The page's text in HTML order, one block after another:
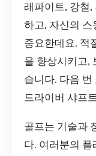
래파이트, 강철,
하고, 자신의 스
중요한데요. 적
을 향상시키고,
습니다. 다음 번
드라이버 샤프
골프는 기술과
다. 여러분의 플